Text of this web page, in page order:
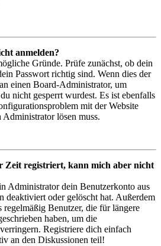
anmelden?
Gründe. Prüfe zunächst, ob dein
Passwort richtig sind. Wenn dies der
einen Board-Administrator, um
nicht gesperrt wurdest. Es ist ebenfalls
mit der Website
lösen muss.
Zeit registriert, kann mich aber nicht
Administrator dein Benutzerkonto aus
deaktiviert oder gelöscht hat. Außerdem
regelmäßig Benutzer, die für längere
haben, um die
Registriere dich einfach
an den Diskussionen teil!